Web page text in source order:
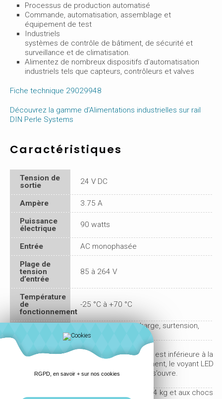
Processus de production automatisé
Commande, automatisation, assemblage et
équipement de test
Industriels
systèmes de contrôle de bâtiment, de sécurité et
surveillance et de climatisation.
Alimentez de nombreux dispositifs d’automatisation
industriels tels que capteurs, contrôleurs et valves
Fiche technique 29029948
Découvrez la gamme d'Alimentations industrielles sur rail
DIN Perle Systems
Caractéristiques
Tension de
sortie
24 V DC
Ampère
3.75 A
Puissance
électrique
90 watts
Entrée
AC monophasée
Plage de
tension
d’entrée
85 à 264 V
Température
de
fonctionnement
-25 °C à +70 °C
Court-circuit, surcharge, surtension,
surchauffe
Détection
des
tension de
sortie
Si la tension de sortie est inférieure à la
plage de fonctionnement, le voyant LED
s’éteint et le contact s’ouvre.
Résistance
aux vibrations jusqu’à 4 kg et aux chocs
RGPD, en savoir + sur nos cookies